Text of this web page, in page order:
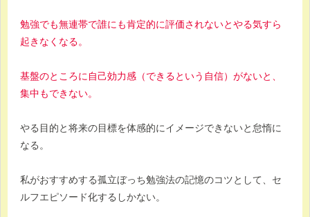
勉強でも無連帯で誰にも肯定的に評価されないとやる気すら
起きなくなる。
基盤のところに自己効力感（できるという自信）がないと、
集中もできない。
やる目的と将来の目標を体感的にイメージできないと怠惰に
なる。
私がおすすめする孤立ぼっち勉強法の記憶のコツとして、セ
ルフエピソード化するしかない。